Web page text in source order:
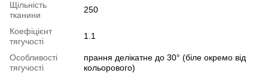
Щільність
тканини
250
Коефіцієнт
тягучості
1.1
Особливості
тягучості
прання делікатне до 30° (біле окремо від
кольорового)